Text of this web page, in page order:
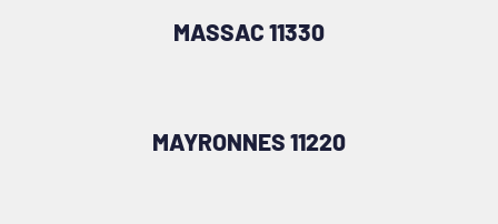
MASSAC 11330
MAYRONNES 11220